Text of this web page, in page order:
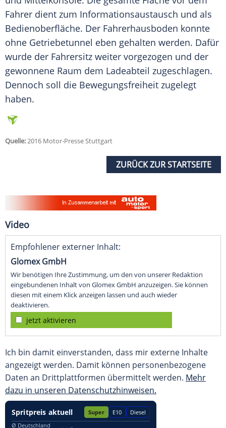
Fahrer dient zum Informationsaustausch und als
Bedienoberfläche. Der Fahrerhausboden konnte
ohne Getriebetunnel eben gehalten werden. Dafür
wurde der Fahrersitz weiter vorgezogen und der
gewonnene Raum dem Ladeabteil zugeschlagen.
Dennoch soll die Bewegungsfreiheit zugelegt
haben.
Quelle:2016 Motor-Presse Stuttgart
ZURÜCK ZUR STARTSEITE
Video
Empfohlener externer Inhalt:
Glomex GmbH
Wir benötigen Ihre Zustimmung, um den von unserer Redaktion
eingebundenen Inhalt von Glomex GmbH anzuzeigen. Sie können
diesen mit einem Klick anzeigen lassen und auch wieder
deaktivieren.
jetzt aktivieren
Ich bin damit einverstanden, dass mir externe Inhalte
angezeigt werden. Damit können personenbezogene
Daten an Drittplattformen übermittelt werden. Mehr
dazu in unseren Datenschutzhinweisen.